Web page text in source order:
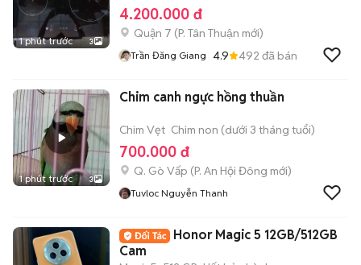
1 phút trước 3
4.200.000 đ
Quận 7 (P. Tân Thuận mới)
Trần Đăng Giang 4.9 492 đã bán
1 phút trước 3
Chim canh ngực hồng thuần
Chim Vẹt Chim non (dưới 3 tháng tuổi)
700.000 đ
Q. Gò Vấp (P. An Hội Đông mới)
Tuvloc Nguyễn Thanh
Honor Magic 5 12GB/512GB
Cam